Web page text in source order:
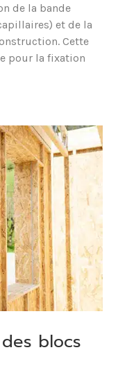
de la bande
et de la
Cette
pour la fixation
blocs